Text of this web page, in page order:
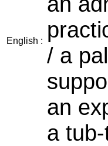
English :
/ a
an
a